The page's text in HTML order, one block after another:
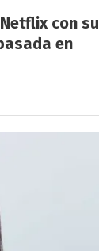
con su
en